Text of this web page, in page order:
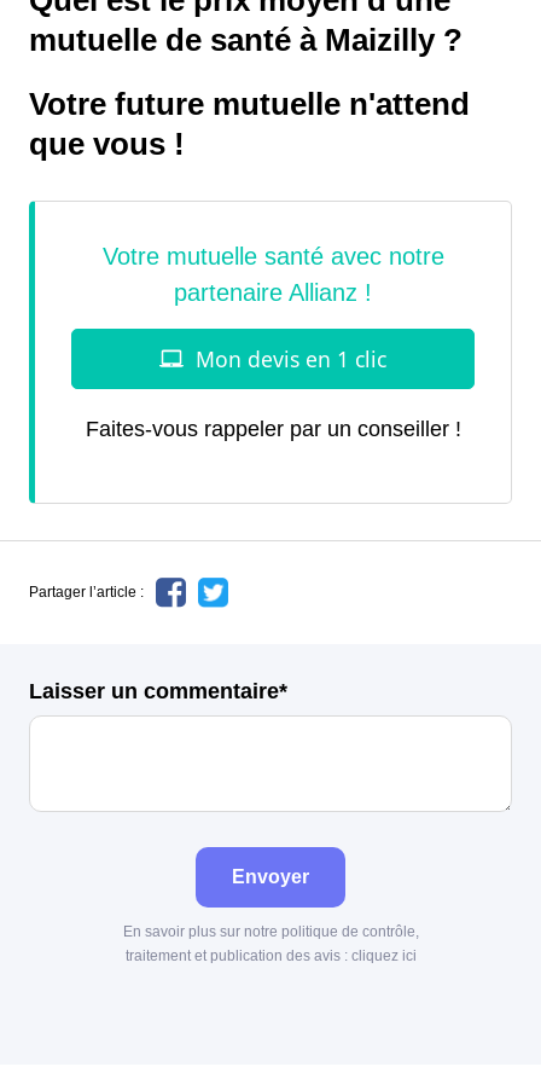
mutuelle de santé à Maizilly ?
Votre future mutuelle n'attend
que vous !
Faites-vous rappeler par un conseiller !
Partager l’article :
Laisser un commentaire*
Envoyer
En savoir plus sur notre politique de contrôle,
traitement et publication des avis : cliquez ici